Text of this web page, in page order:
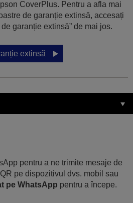
CoverPlus. Pentru a afla mai
de garanție extinsă, accesați
garanție extinsă” de mai jos.
extinsă
pentru a ne trimite mesaje de
pe dispozitivul dvs. mobil sau
pe WhatsApp pentru a începe.